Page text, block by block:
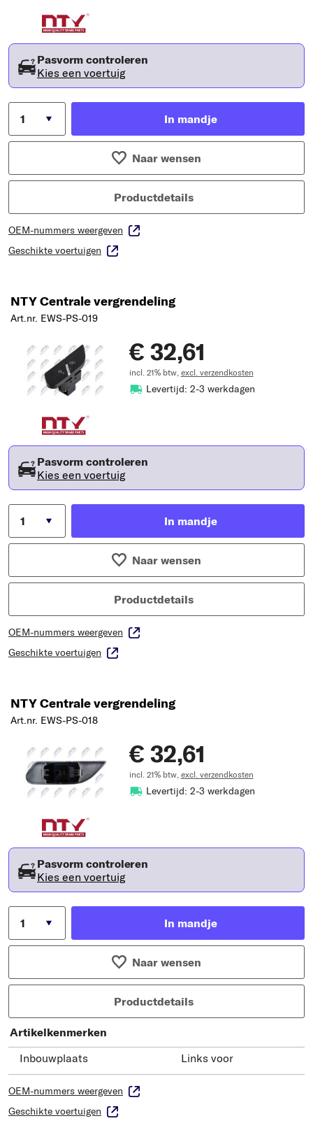
Pasvorm controleren
Kies een voertuig
In mandje
Naar wensen
Productdetails
OEM-nummers weergeven
Geschikte voertuigen
NTY Centrale vergrendeling
Art.nr. EWS-PS-019
€ 32,61
incl. 21% btw, excl. verzendkosten
Levertijd: 2-3 werkdagen
Pasvorm controleren
Kies een voertuig
In mandje
Naar wensen
Productdetails
OEM-nummers weergeven
Geschikte voertuigen
NTY Centrale vergrendeling
Art.nr. EWS-PS-018
€ 32,61
incl. 21% btw, excl. verzendkosten
Levertijd: 2-3 werkdagen
Pasvorm controleren
Kies een voertuig
In mandje
Naar wensen
Productdetails
Artikelkenmerken
Inbouwplaats
Links voor
OEM-nummers weergeven
Geschikte voertuigen